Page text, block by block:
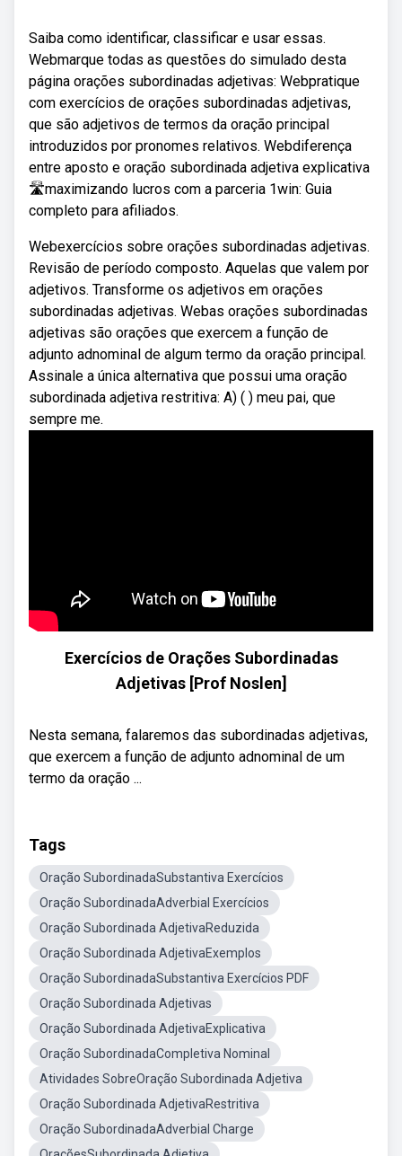
Saiba como identificar, classificar e usar essas.
Webmarque todas as questões do simulado desta
página orações subordinadas adjetivas: Webpratique
com exercícios de orações subordinadas adjetivas,
que são adjetivos de termos da oração principal
introduzidos por pronomes relativos. Webdiferença
entre aposto e oração subordinada adjetiva explicativa
🛣maximizando lucros com a parceria 1win: Guia
completo para afiliados.
Webexercícios sobre orações subordinadas adjetivas.
Revisão de período composto. Aquelas que valem por
adjetivos. Transforme os adjetivos em orações
subordinadas adjetivas. Webas orações subordinadas
adjetivas são orações que exercem a função de
adjunto adnominal de algum termo da oração principal.
Assinale a única alternativa que possui uma oração
subordinada adjetiva restritiva: A) ( ) meu pai, que
sempre me.
Exercícios de Orações Subordinadas
Adjetivas [Prof Noslen]
Nesta semana, falaremos das subordinadas adjetivas,
que exercem a função de adjunto adnominal de um
termo da oração ...
Tags
Oração SubordinadaSubstantiva Exercícios
Oração SubordinadaAdverbial Exercícios
Oração Subordinada AdjetivaReduzida
Oração Subordinada AdjetivaExemplos
Oração SubordinadaSubstantiva Exercícios PDF
Oração Subordinada Adjetivas
Oração Subordinada AdjetivaExplicativa
Oração SubordinadaCompletiva Nominal
Atividades SobreOração Subordinada Adjetiva
Oração Subordinada AdjetivaRestritiva
Oração SubordinadaAdverbial Charge